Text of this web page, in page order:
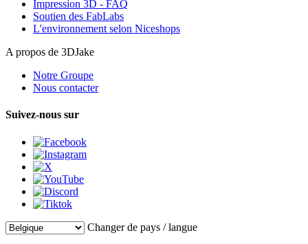
Impression 3D - FAQ
Soutien des FabLabs
L'environnement selon Niceshops
A propos de 3DJake
Notre Groupe
Nous contacter
Suivez-nous sur
Changer de pays / langue